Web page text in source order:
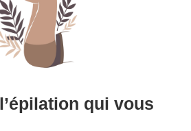
qui vous